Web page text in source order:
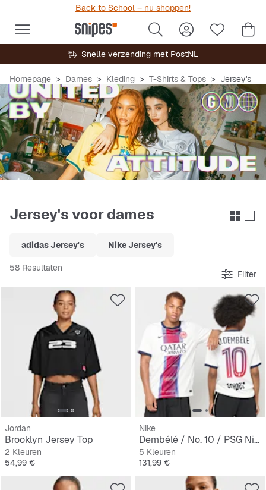
Back to School – nu shoppen!
Snelle verzending met PostNL
Homepage Dames Kleding T-Shirts & Tops Jersey's
Jersey's voor dames
adidas Jersey's Nike Jersey's
58 Resultaten
Filter
Jordan
Brooklyn Jersey Top
2 Kleuren
Prijs
54,99 €
Nike
Dembélé / No. 10 / PSG Nike Away Stadium 2026/27
5 Kleuren
Prijs
131,99 €